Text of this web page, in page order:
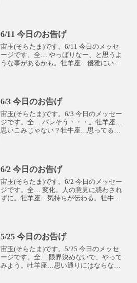
獅子座…もう迷...
6/11 今日のお告げ
宙玉(そらたま)です。6/11 今日のメッセ
ージです。全… やっぱりなー、と思うよ
うな事があるかも。牡羊座…優雅にいき
に話すと楽にな...
6/3 今日のお告げ
宙玉(そらたま)です。6/3 今日のメッセー
ジです。全… バレそう・・・。牡羊座…
思いこみじゃない？牡牛座…思ってるほ
奇跡だー！蠍座...
6/2 今日のお告げ
宙玉(そらたま)です。6/2 今日のメッセー
ジです。全… 変化。人の意見に惑わされ
ずに。牡羊座…気持ちが伝わる。牡牛
よ。天秤座…...
5/25 今日のお告げ
宙玉(そらたま)です。5/25 今日のメッセ
ージです。全… 限界決めないで、やって
みよう。牡羊座…思い通りにはならない